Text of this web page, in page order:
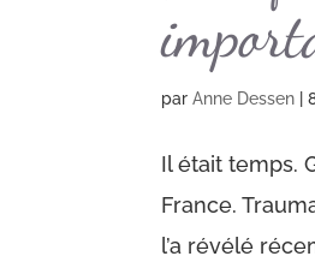
parAnne Dessen |
Il était temps.
France.
l’a révélé